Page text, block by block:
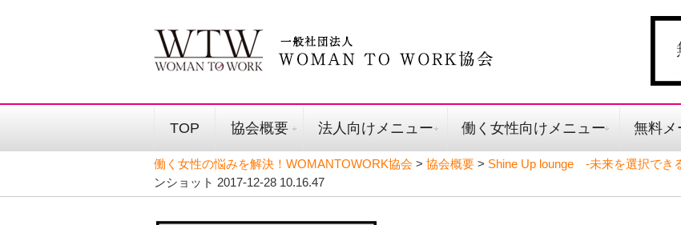
TOP 協会概要 法人向けメニュー 働く女性向けメニュー 無料メ
働く女性の悩みを解決！WOMANTOWORK協会 > 協会概要 > Shine Up lounge -未来を選択でき
ンショット 2017-12-28 10.16.47